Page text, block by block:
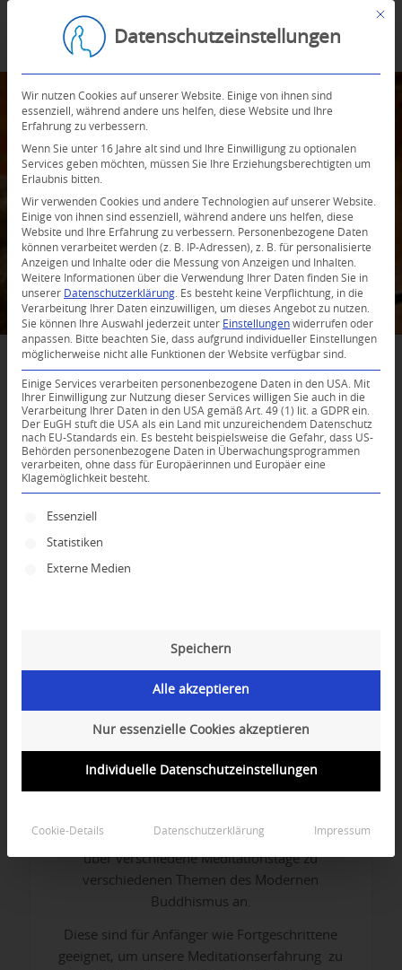
MEDITATIONSTAGE
Kurze und sinnvolle Auszeiten
SIE SIND WILLKOMMEN!
Unsere Meditationstag, dienen dazu dienen, uns
von der Geschäftigkeit des Alltags
zurückzuziehen. Wir erlauben uns, mit
Meditation zur Ruhe zu kommen, zu entspannen
und unsere menschlichen Qualitäten sowie
geistigen Fähigkeiten zu verbessern, damit wir
kommen Sie vorbei!
MEDITATIONSTAGE
sind kurze Auszeiten von der Geschäftigkeit des
Alltags an denen wir unsere Erfahrungen von
durch Meditation vertiefen. Wir bieten das Jahr
über verschiedene Meditationstage zu
verschiedenen Themen des Modernen
Buddhismus an.
Diese sind für Anfänger wie Fortgeschrittene
geeignet, um unsere Meditationserfahrung zu
Mit
Datenschutzeinstellungen
Wir nutzen Cookies auf unserer Website. Einige von ihnen sind
essenziell, während andere uns helfen, diese Website und Ihre
Erfahrung zu verbessern.
Wenn Sie unter 16 Jahre alt sind und Ihre Einwilligung zu optionalen
Services geben möchten, müssen Sie Ihre Erziehungsberechtigten um
Erlaubnis bitten.
Wir verwenden Cookies und andere Technologien auf unserer Website.
Einige von ihnen sind essenziell, während andere uns helfen, diese
Website und Ihre Erfahrung zu verbessern.
Personenbezogene Daten
können verarbeitet werden (z. B. IP-Adressen), z. B. für personalisierte
Anzeigen und Inhalte oder die Messung von Anzeigen und Inhalten.
Weitere Informationen über die Verwendung Ihrer Daten finden Sie in
unserer Datenschutzerklärung
Es besteht keine Verpflichtung, in die
Verarbeitung Ihrer Daten einzuwilligen, um dieses Angebot zu nutzen.
Sie können Ihre Auswahl jederzeit unter Einstellungen widerrufen oder
anpassen.
Bitte beachten Sie, dass aufgrund individueller Einstellungen
möglicherweise nicht alle Funktionen der Website verfügbar sind.
Einige Services verarbeiten personenbezogene Daten in den USA. Mit
Ihrer Einwilligung zur Nutzung dieser Services willigen Sie auch in die
Verarbeitung Ihrer Daten in den USA gemäß Art. 49 (1) lit. a GDPR ein.
Der EuGH stuft die USA als ein Land mit unzureichendem Datenschutz
nach EU-Standards ein. Es besteht beispielsweise die Gefahr, dass US-
Behörden personenbezogene Daten in Überwachungsprogrammen
verarbeiten, ohne dass für Europäerinnen und Europäer eine
Klagemöglichkeit besteht.
Es folgt eine Liste der Service-Gruppen, für die
Essenziell
Statistiken
Externe Medien
Speichern
Alle akzeptieren
Nur essenzielle Cookies akzeptieren
Individuelle Datenschutzeinstellungen
Cookie-Details Datenschutzerklärung Impressum